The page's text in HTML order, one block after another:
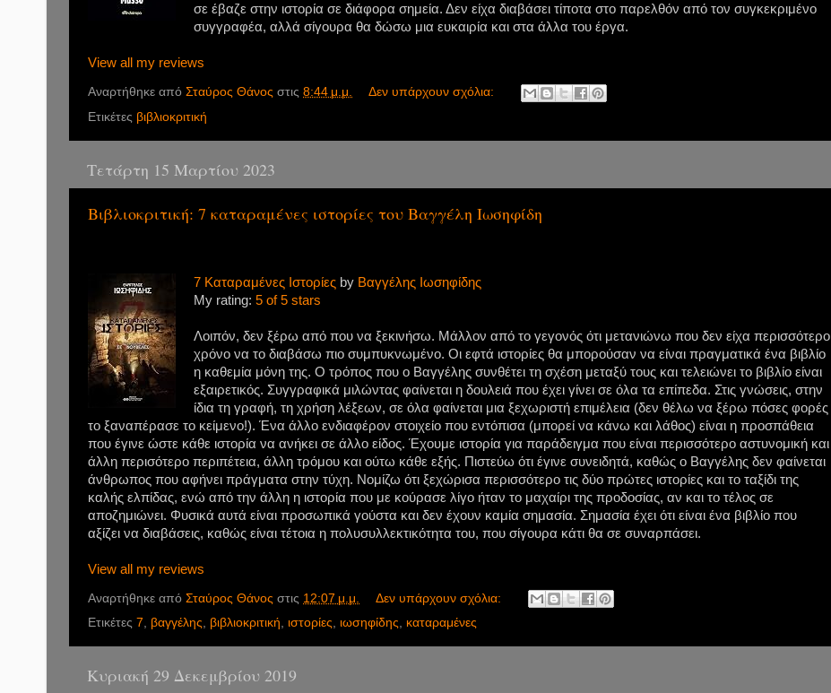
σε έβαζε στην ιστορία σε διάφορα σημεία. Δεν είχα διαβάσει τίποτα στο παρελθόν από τον συγκεκριμένο
συγγραφέα, αλλά σίγουρα θα δώσω μια ευκαιρία και στα άλλα του έργα.
View all my reviews
Αναρτήθηκε από Σταύρος Θάνος στις 8:44 μ.μ.
Δεν υπάρχουν σχόλια:
Ετικέτες βιβλιοκριτική
Τετάρτη 15 Μαρτίου 2023
Βιβλιοκριτική: 7 καταραμένες ιστορίες του Βαγγέλη Ιωσηφίδη
7 Καταραμένες Ιστορίες by Βαγγέλης Ιωσηφίδης
My rating: 5 of 5 stars
Λοιπόν, δεν ξέρω από που να ξεκινήσω. Μάλλον από το γεγονός ότι μετανιώνω που δεν είχα περισσότερο
χρόνο να το διαβάσω πιο συμπυκνωμένο. Οι εφτά ιστορίες θα μπορούσαν να είναι πραγματικά ένα βιβλίο
η καθεμία μόνη της. Ο τρόπος που ο Βαγγέλης συνθέτει τη σχέση μεταξύ τους και τελειώνει το βιβλίο είναι
εξαιρετικός. Συγγραφικά μιλώντας φαίνεται η δουλειά που έχει γίνει σε όλα τα επίπεδα. Στις γνώσεις, στην
ίδια τη γραφή, τη χρήση λέξεων, σε όλα φαίνεται μια ξεχωριστή επιμέλεια (δεν θέλω να ξέρω πόσες φορές
το ξαναπέρασε το κείμενο!). Ένα άλλο ενδιαφέρον στοιχείο που εντόπισα (μπορεί να κάνω και λάθος) είναι η προσπάθεια
που έγινε ώστε κάθε ιστορία να ανήκει σε άλλο είδος. Έχουμε ιστορία για παράδειγμα που είναι περισσότερο αστυνομική και
άλλη περισότερο περιπέτεια, άλλη τρόμου και ούτω κάθε εξής. Πιστεύω ότι έγινε συνειδητά, καθώς ο Βαγγέλης δεν φαίνεται
άνθρωπος που αφήνει πράγματα στην τύχη. Νομίζω ότι ξεχώρισα περισσότερο τις δύο πρώτες ιστορίες και το ταξίδι της
καλής ελπίδας, ενώ από την άλλη η ιστορία που με κούρασε λίγο ήταν το μαχαίρι της προδοσίας, αν και το τέλος σε
αποζημιώνει. Φυσικά αυτά είναι προσωπικά γούστα και δεν έχουν καμία σημασία. Σημασία έχει ότι είναι ένα βιβλίο που
αξίζει να διαβάσεις, καθώς είναι τέτοια η πολυσυλλεκτικότητα του, που σίγουρα κάτι θα σε συναρπάσει.
View all my reviews
Αναρτήθηκε από Σταύρος Θάνος στις 12:07 μ.μ.
Δεν υπάρχουν σχόλια:
Ετικέτες 7, βαγγέλης, βιβλιοκριτική, ιστορίες, ιωσηφίδης, καταραμένες
Κυριακή 29 Δεκεμβρίου 2019